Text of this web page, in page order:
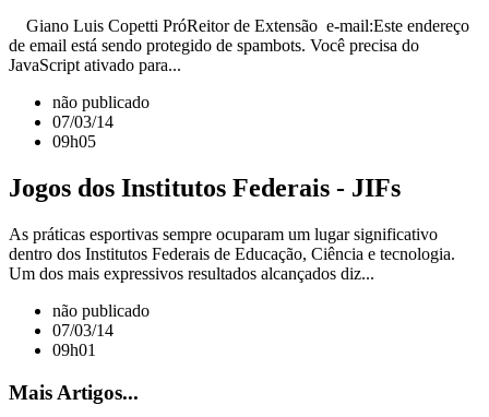
Giano Luis Copetti Pró­Reitor de Extensão e-mail:Este endereço
de email está sendo protegido de spambots. Você precisa do
JavaScript ativado para...
não publicado
07/03/14
09h05
Jogos dos Institutos Federais - JIFs
As práticas esportivas sempre ocuparam um lugar significativo
dentro dos Institutos Federais de Educação, Ciência e tecnologia.
Um dos mais expressivos resultados alcançados diz...
não publicado
07/03/14
09h01
Mais Artigos...